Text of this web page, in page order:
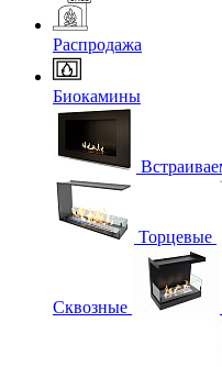
Распродажа
Биокамины
Торцевые
Сквозные